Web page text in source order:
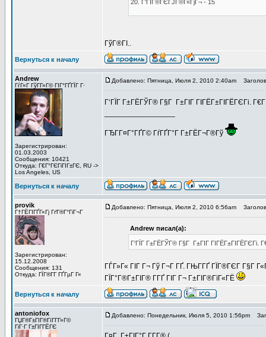
20. Г‘ГІГ®ГЄГЈГ®Г«ГјГ¬ - 15
ГўГ®ГІ..
Вернуться к началу
Andrew
ГѓГ«Г ГўГ­Г»Г© ГІГ°ГҐГЇГ Г·
Зарегистрирован:
01.03.2003
Сообщения: 10421
Откуда: Г€Г°ГЄГіГІГ±ГЄ, RU ->
Los Angeles, US
Добавлено: Пятница, Июля 2, 2010 2:40am
Г‘ГЇГ Г±ГЁГЎГ® Г§Г Г±ГІГ ГІГЁГ±ГІГЁГЄГі.
ГЂГ­Г¤Г°ГҐГ© ГѓГҐГ°Г Г±ГЁГ¬Г®Гў
Вернуться к началу
provik
Г†ГЁГІГҐГ«Гј ГґГ®Г°ГіГ¬Г
Зарегистрирован:
15.12.2008
Сообщения: 131
Откуда: ГЇГ®Г­Г ГҐГµГ Г«
Добавлено: Пятница, Июля 2, 2010 6:56am
Andrew писал(а):
Г‘ГЇГ Г±ГЁГЎГ® Г§Г Г±ГІГ ГІГЁГ±ГІГЁГЄГі.
ГЃГ»Г« ГІГ Г¬ Гў Г¬Г ГҐ. ГЊГ­ГҐ ГЇГ®ГЄГ Г§Г
ГЇГ°Г®Г±ГІГ® Г­ГҐ ГІГ Г¬ Г±ГІГ®ГїГ«ГЁ
Вернуться к началу
antoniofox
ГЏГ®Г±ГІГ®ГїГ­Г­Г»Г©
ГіГ·Г Г±ГІГ­ГЁГЄ
Добавлено: Понедельник, Июля 5, 2010 1:56pm